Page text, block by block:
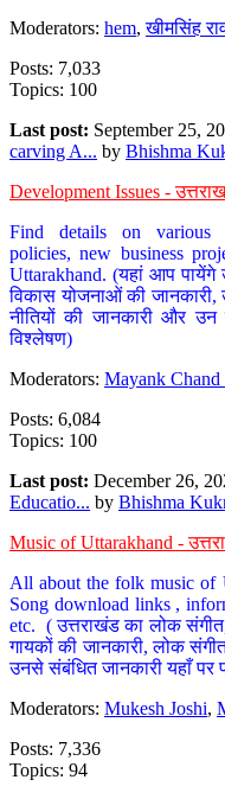
Moderators: hem,खीमसिंह
Posts: 7,033
Topics: 100
Last post: September 25,
carving A... by Bhishma
Development Issues -
Find details on various
policies, new business
Uttarakhand. (यहां आप पायेंगे
विकास योजनाओं की जानकारी,
नीतियों की जानकारी और
विश्लेषण)
Moderators: Mayank Chand
Posts: 6,084
Topics: 100
Last post: December 26,
Educatio... by Bhishma
Music of Uttarakhand -
All about the folk music of
Song download links ,
etc. ( उत्तराखंड का लोक
गायकों की जानकारी, लोक
उनसे संबंधित जानकारी यहाँ
Moderators: Mukesh Joshi,
Posts: 7,336
Topics: 94